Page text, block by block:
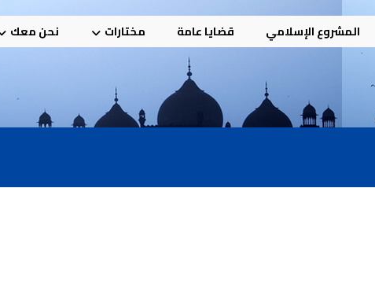
المشروع الإسلامي قضايا عامة مختارات نحن معك